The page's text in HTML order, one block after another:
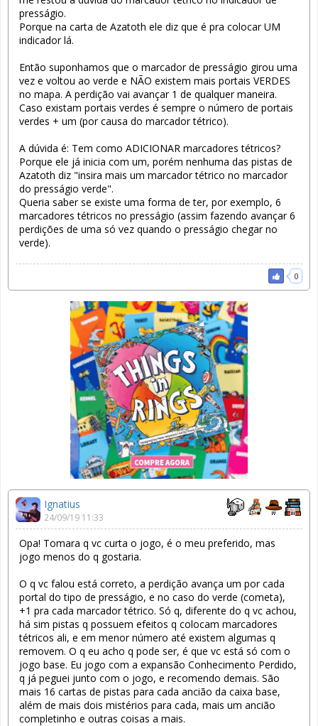
presságio.
Porque na carta de Azatoth ele diz que é pra colocar UM
indicador lá.
Então suponhamos que o marcador de presságio girou uma
vez e voltou ao verde e NÃO existem mais portais VERDES
no mapa. A perdição vai avançar 1 de qualquer maneira.
Caso existam portais verdes é sempre o número de portais
verdes + um (por causa do marcador tétrico).
A dúvida é: Tem como ADICIONAR marcadores tétricos?
Porque ele já inicia com um, porém nenhuma das pistas de
Azatoth diz "insira mais um marcador tétrico no marcador
do presságio verde".
Queria saber se existe uma forma de ter, por exemplo, 6
marcadores tétricos no presságio (assim fazendo avançar 6
perdições de uma só vez quando o presságio chegar no
verde).
0
Ignatius
24/09/19 11:33
Opa! Tomara q vc curta o jogo, é o meu preferido, mas
jogo menos do q gostaria.
O q vc falou está correto, a perdição avança um por cada
portal do tipo de presságio, e no caso do verde (cometa),
+1 pra cada marcador tétrico. Só q, diferente do q vc achou,
há sim pistas q possuem efeitos q colocam marcadores
tétricos ali, e em menor número até existem algumas q
removem. O q eu acho q pode ser, é que vc está só com o
jogo base. Eu jogo com a expansão Conhecimento Perdido,
q já peguei junto com o jogo, e recomendo demais. São
mais 16 cartas de pistas para cada ancião da caixa base,
além de mais dois mistérios para cada, mais um ancião
completinho e outras coisas a mais.